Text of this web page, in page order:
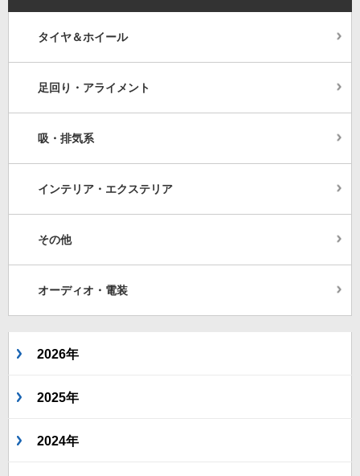
タイヤ＆ホイール
足回り・アライメント
吸・排気系
インテリア・エクステリア
その他
オーディオ・電装
2026年
2025年
2024年